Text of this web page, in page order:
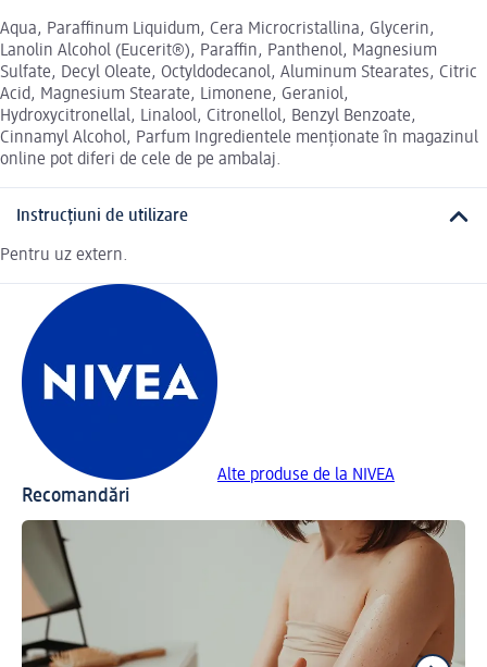
Aqua, Paraffinum Liquidum, Cera Microcristallina, Glycerin,
Lanolin Alcohol (Eucerit®), Paraffin, Panthenol, Magnesium
Sulfate, Decyl Oleate, Octyldodecanol, Aluminum Stearates, Citric
Acid, Magnesium Stearate, Limonene, Geraniol,
Hydroxycitronellal, Linalool, Citronellol, Benzyl Benzoate,
Cinnamyl Alcohol, Parfum Ingredientele menționate în magazinul
online pot diferi de cele de pe ambalaj.
Instrucțiuni de utilizare
Pentru uz extern.
Alte produse de la NIVEA
Recomandări